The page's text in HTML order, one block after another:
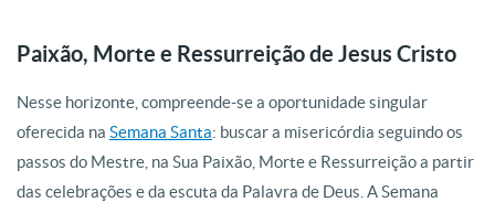
Paixão, Morte e Ressurreição de Jesus Cristo
Nesse horizonte, compreende-se a oportunidade singular
oferecida na Semana Santa: buscar a misericórdia seguindo os
passos do Mestre, na Sua Paixão, Morte e Ressurreição a partir
das celebrações e da escuta da Palavra de Deus. A Semana